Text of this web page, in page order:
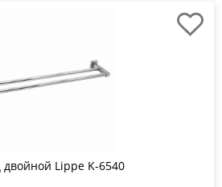
Lippe K-6540